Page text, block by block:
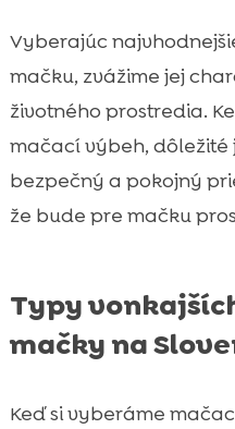
Vyberajúc
mačku, zvážime jej
životného prostredia.
mačací výbeh, dôležité
bezpečný a pokojný
že bude pre mačku
Typy
mačky na
Keď si vyberáme